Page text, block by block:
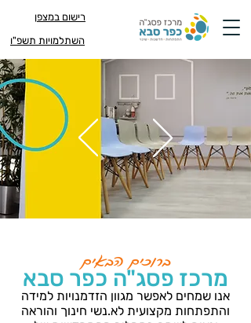
רישום במצפן
השתלמויות תשפ"ו
מרכז פסג"ה כפר סבא
אנו שמחים לאפשר מגוון הזדמנויות למידה
והתפתחות מקצועית לא.נשי חינוך והוראה